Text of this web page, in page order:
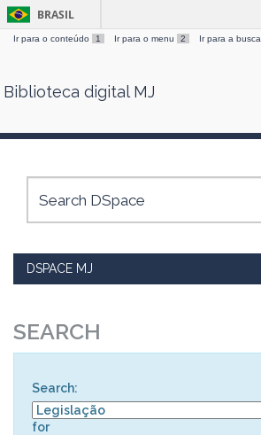
Skip
BRASIL
Ir para o conteúdo 1 Ir para o menu 2 Ir para a busca
Biblioteca digital MJ
DSPACE MJ
SEARCH
Search:
for